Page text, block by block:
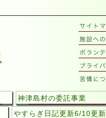
神津島村の委託事業
やすらぎ日記更新6/10更新